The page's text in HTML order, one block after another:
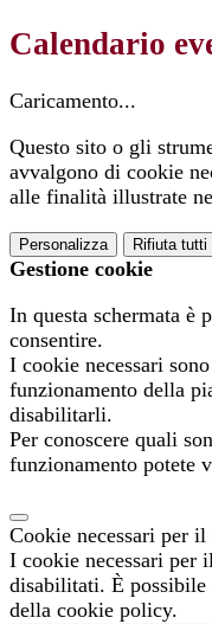
Calendario
Caricamento...
Questo sito o gli
avvalgono di cookie
alle finalità illustrate
Personalizza Rifiuta tutti
Gestione cookie
In questa schermata è
consentire.
I cookie necessari
funzionamento della
disabilitarli.
Per conoscere quali
funzionamento potete
Cookie necessari per
I cookie necessari per
disabilitati. È possibile
della cookie policy.